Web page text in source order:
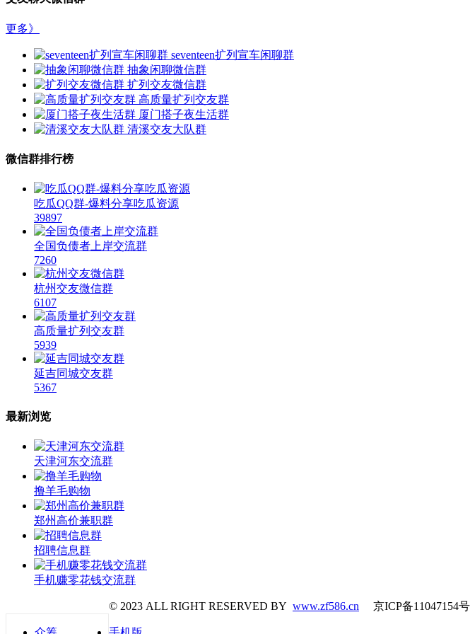
更多》
seventeen扩列宣车闲聊群
抽象闲聊微信群
扩列交友微信群
高质量扩列交友群
厦门搭子夜生活群
清溪交友大队群
微信群排行榜
吃瓜QQ群-爆料分享吃瓜资源
39897
全国负债者上岸交流群
7260
杭州交友微信群
6107
高质量扩列交友群
5939
延吉同城交友群
5367
最新浏览
天津河东交流群
撸羊毛购物
郑州高价兼职群
招聘信息群
手机赚零花钱交流群
© 2023 ALL RIGHT RESERVED BY www.zf586.cn 京ICP备11047154号